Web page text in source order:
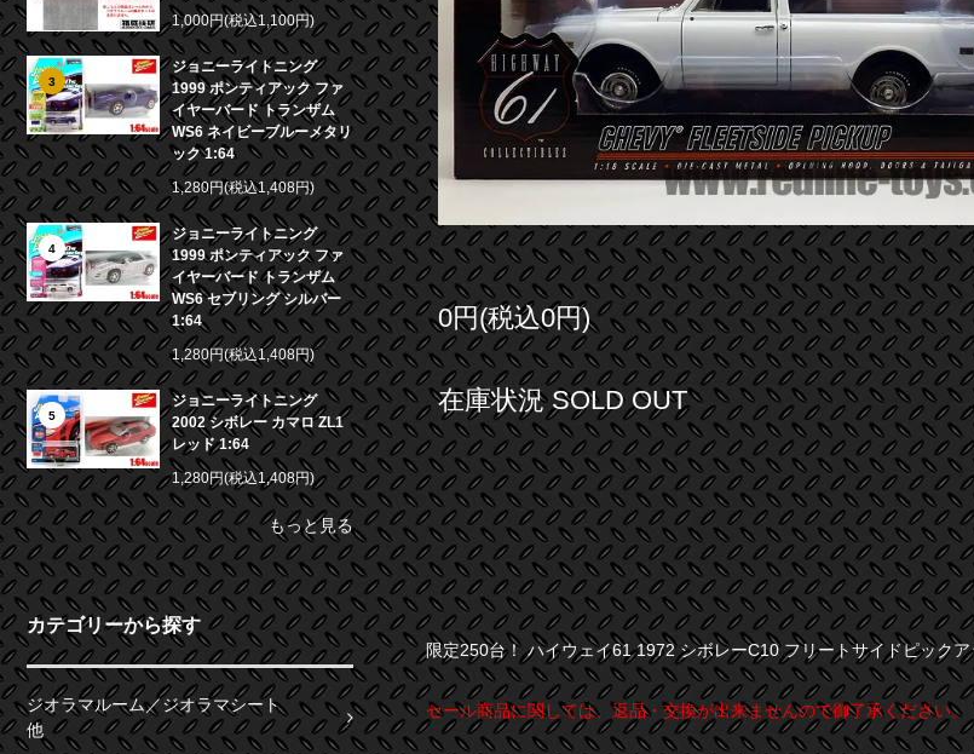
1,000円(税込1,100円)
3
ジョニーライトニング
1999 ポンティアック ファ
イヤーバード トランザム
WS6 ネイビーブルーメタリ
ック 1:64
1,280円(税込1,408円)
4
ジョニーライトニング
1999 ポンティアック ファ
イヤーバード トランザム
WS6 セブリング シルバー
1:64
1,280円(税込1,408円)
5
ジョニーライトニング
2002 シボレー カマロ ZL1
レッド 1:64
1,280円(税込1,408円)
もっと見る
カテゴリーから探す
ジオラマルーム／ジオラマシート
他
0円(税込0円)
在庫状況 SOLD OUT
限定250台！ ハイウェイ61 1972 シボレーC10 フリートサイドピック
セール商品に関しては、返品・交換が出来ませんので御了承ください。